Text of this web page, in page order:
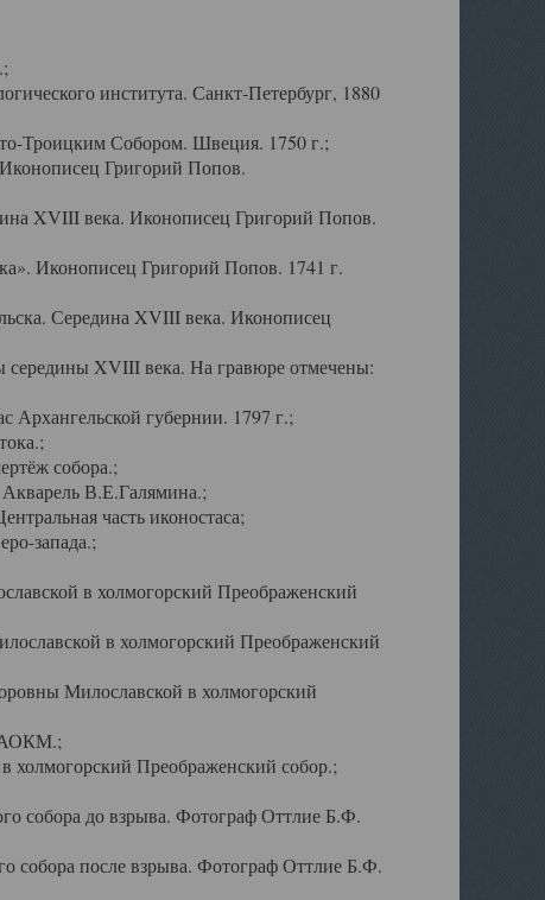
института. Санкт-Петербург, 1880
Троицким Собором. Швеция. 1750 г.;
Григорий Попов.
XVIII века. Иконописец Григорий Попов.
Иконописец Григорий Попов. 1741 г.
Середина XVIII века. Иконописец
XVIII века. На гравюре отмечены:
Архангельской губернии. 1797 г.;
собора.;
В.Е.Галямина.;
часть иконостаса;
запада.;
в холмогорский Преображенский
в холмогорский Преображенский
Милославской в холмогорский
АОКМ.;
Преображенский собор.;
собора до взрыва. Фотограф Оттлие Б.Ф.
собора после взрыва. Фотограф Оттлие Б.Ф.